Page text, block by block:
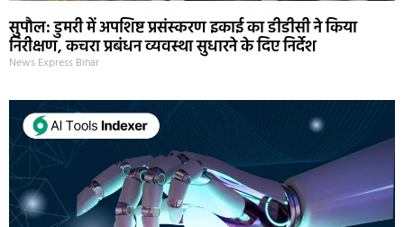
सुपौल: डुमरी में अपशिष्ट प्रसंस्करण इकाई का डीडीसी ने किया
निरीक्षण, कचरा प्रबंधन व्यवस्था सुधारने के दिए निर्देश
News Express Bihar